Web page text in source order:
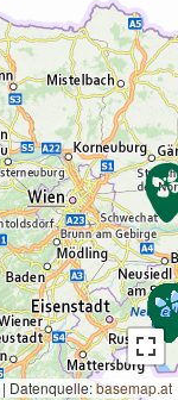
| Datenquelle:basemap.at